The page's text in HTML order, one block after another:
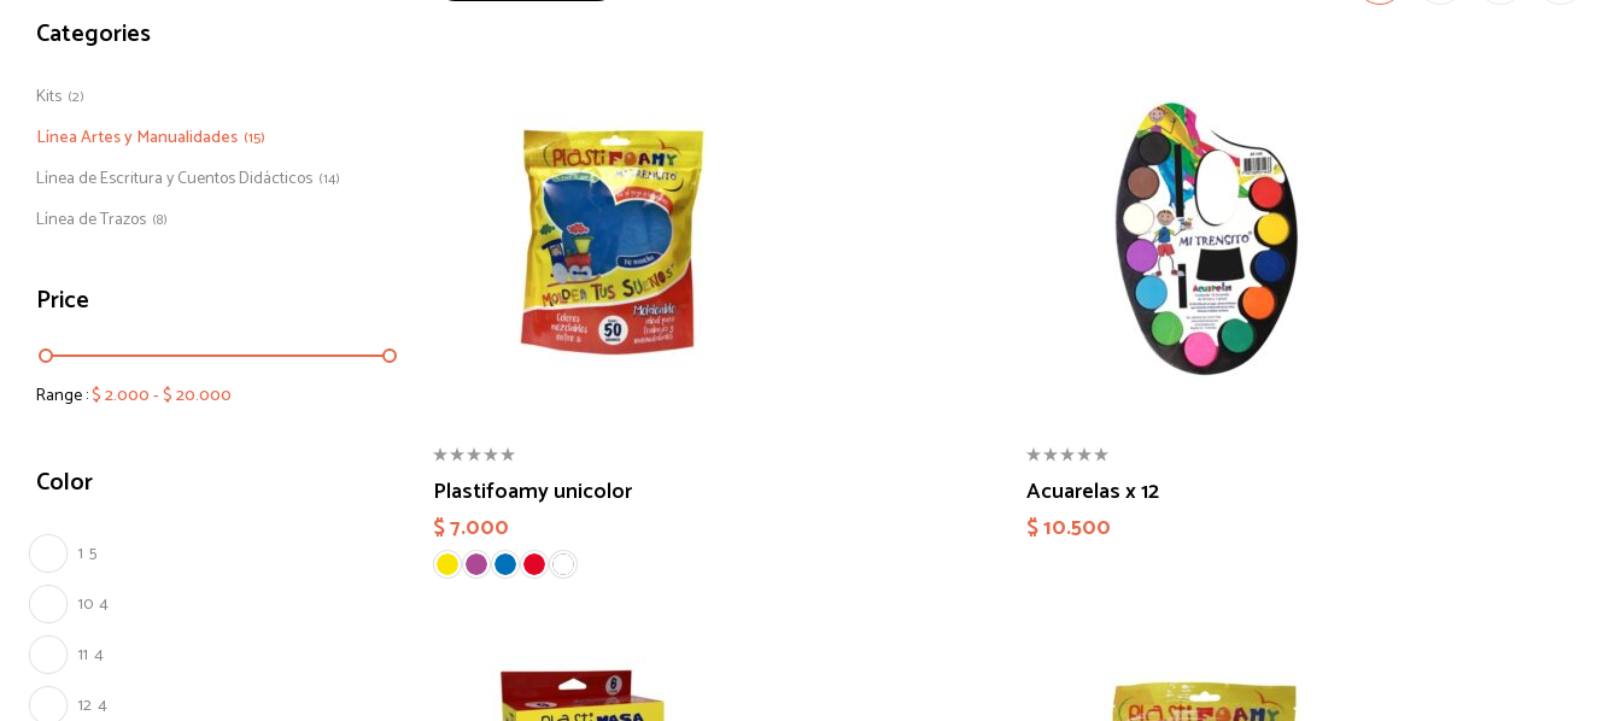
Categories
Kits (2)
Línea Artes y Manualidades (15)
Línea de Escritura y Cuentos Didácticos (14)
Línea de Trazos (8)
Price
Range :$2.000-$20.000
Color
1 5
10 4
11 4
12 4
Plastifoamy unicolor
$7.000
Acuarelas x 12
$10.500